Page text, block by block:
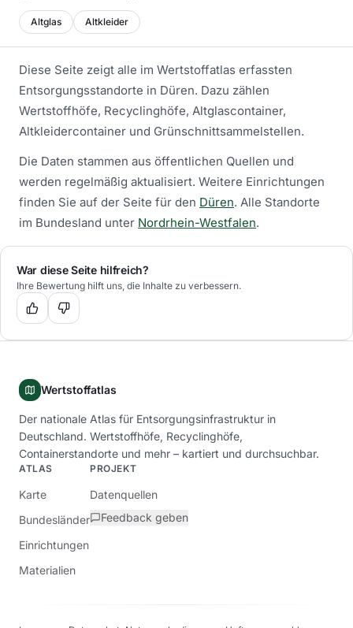
Altglas Altkleider
Diese Seite zeigt alle im Wertstoffatlas erfassten
Entsorgungsstandorte in Düren. Dazu zählen
Wertstoffhöfe, Recyclinghöfe, Altglascontainer,
Altkleidercontainer und Grünschnittsammelstellen.
Die Daten stammen aus öffentlichen Quellen und
werden regelmäßig aktualisiert. Weitere Einrichtungen
finden Sie auf der Seite für den Düren. Alle Standorte
im Bundesland unter Nordrhein-Westfalen.
War diese Seite hilfreich?
Ihre Bewertung hilft uns, die Inhalte zu verbessern.
Wertstoffatlas
Der nationale Atlas für Entsorgungsinfrastruktur in
Deutschland. Wertstoffhöfe, Recyclinghöfe,
Containerstandorte und mehr – kartiert und durchsuchbar.
ATLAS
Karte
Bundesländer
Einrichtungen
Materialien
PROJEKT
Datenquellen
Feedback geben